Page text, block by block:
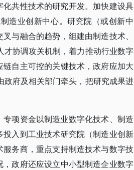
共性技术的研究开发。加快建设具
造业创新中心。研究院（或创新中
与融合的趋势，组建由制造技术、
协调攻关机制，着力推动行业数字
自主可控的关键技术，政府应加大
府及相关部门牵头，把研究成果进
项资金以制造业数字化技术、制造
入到工业技术研究院（制造业创新
务商，重点支持制造技术与数字技
政府还应设立中小型制造企业数字